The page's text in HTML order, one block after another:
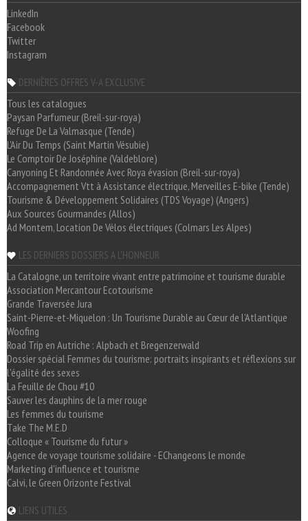
LinkedIn
Facebook
Twitter
Instagram
DERNIÈRES OFFRES V-A EXCLUSIVE
Tous les catalogues
Paysan Parfumeur (Breil-sur-roya)
Refuge De La Valmasque (Tende)
L'Air Du Temps (Saint Martin Vésubie)
Le Comptoir De Joséphine (Valdeblore)
Canyoning Et Randonnée Avec Roya évasion (Breil-sur-roya)
Accompagnement Vtt à Assistance électrique, Merveilles E-bike (Tende)
Tourisme & Développement Solidaires (TDS Voyage) (Angers)
Aux Sources Gourmandes (Allos)
Ad Montem, Location De Vélos électriques (Colmars Les Alpes)
LES DERNIERS DOSSIERS A L'HONNEUR
La Catalogne, un territoire vivant entre patrimoine et tourisme durable
Association Mercantour Ecotourisme
Grande Traversée Jura
Saint-Pierre-et-Miquelon : Un Tourisme Durable au Cœur de l'Atlantique
Woofing
Road Trip en Autriche : Alpbach et Bregenzerwald
Dossier spécial Femmes du tourisme: portraits inspirants et réflexions sur
l'égalité des sexes
La Feuille de Chou #10
Sauver les dauphins de la mer rouge
Les femmes du tourisme
Take The M.E.D
Colloque « Tourisme du futur »
Agence de voyage tourisme solidaire - EChangeons le monde
Marketing d'influence et tourisme
Calvi, le Green Orizonte Festival
LIENS UTILES